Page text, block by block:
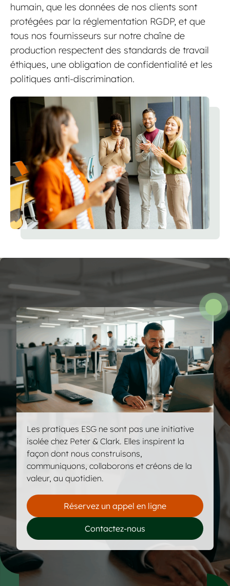
humain, que les données de nos clients sont
protégées par la réglementation RGDP, et que
tous nos fournisseurs sur notre chaîne de
production respectent des standards de travail
éthiques, une obligation de confidentialité et les
politiques anti-discrimination.
Les pratiques ESG ne sont pas une initiative
isolée chez Peter & Clark. Elles inspirent la
façon dont nous construisons,
communiquons, collaborons et créons de la
valeur, au quotidien.
Réservez un appel en ligne
Contactez-nous